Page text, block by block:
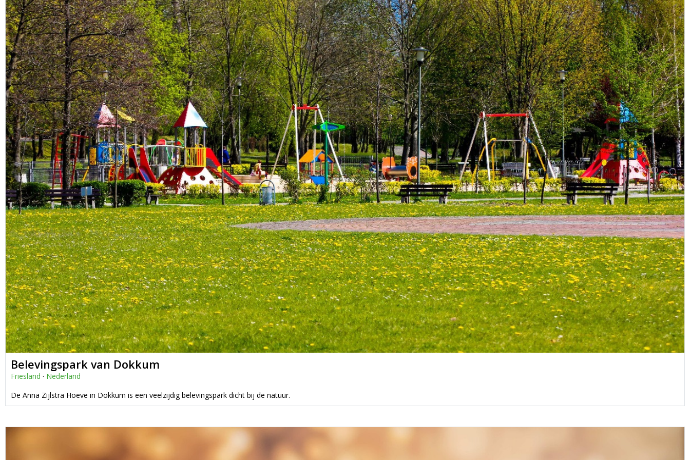
Belevingspark van Dokkum
Friesland · Nederland
De Anna Zijlstra Hoeve in Dokkum is een veelzijdig belevingspark dicht bij de natuur.